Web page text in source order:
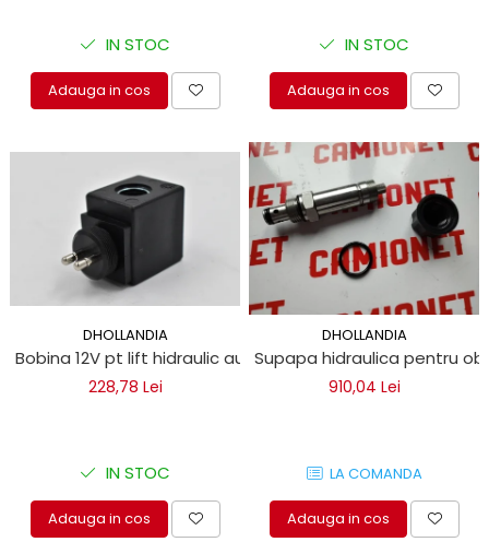
IN STOC
Adauga in cos
IN STOC
Adauga in cos
DHOLLANDIA
Bobina 12V pt lift hidraulic autoutilitare
228,78 Lei
IN STOC
Adauga in cos
DHOLLANDIA
Supapa hidraulica pentru
910,04 Lei
LA COMANDA
Adauga in cos